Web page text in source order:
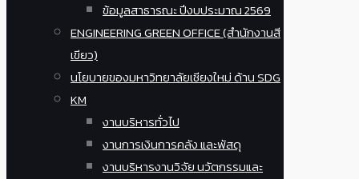
ข้อมูลสาธารณะ ปีงบประมาณ 2569
ENGINEERING GREEN OFFICE (สำนักงานสี
เขียว)
นโยบายของมหาวิทยาลัยเชียงใหม่ ด้าน SDG
KM
งานบริหารทั่วไป
งานการเงินการคลัง และพัสดุ
งานบริหารงานวิจัย นวัตกรรมและ